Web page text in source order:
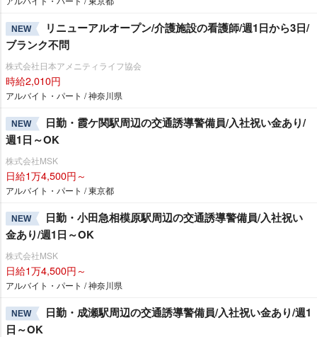
NEW
リニューアルオープン/介護施設の看護師/週1日から3日/
ブランク不問
株式会社日本アメニティライフ協会
時給2,010円
アルバイト・パート / 神奈川県
NEW
日勤・霞ケ関駅周辺の交通誘導警備員/入社祝い金あり/
週1日～OK
株式会社MSK
日給1万4,500円～
アルバイト・パート / 東京都
NEW
日勤・小田急相模原駅周辺の交通誘導警備員/入社祝い
金あり/週1日～OK
株式会社MSK
日給1万4,500円～
アルバイト・パート / 神奈川県
NEW
日勤・成瀬駅周辺の交通誘導警備員/入社祝い金あり/週1
日～OK